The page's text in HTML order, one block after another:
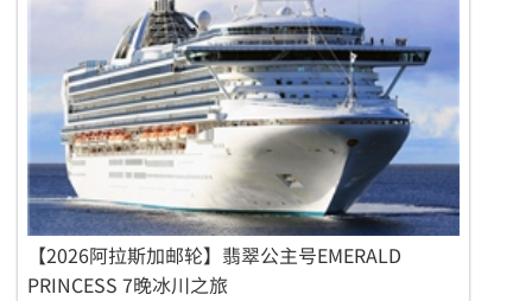
【2026阿拉斯加邮轮】翡翠公主号EMERALD
PRINCESS 7晚冰川之旅